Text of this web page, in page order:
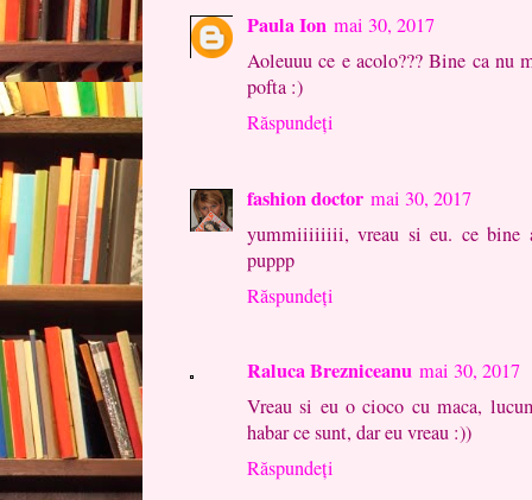
Paula Ion mai 30, 2017
Aoleuuu ce e acolo??? Bine ca nu
pofta :)
Răspundeți
fashion doctor mai 30, 2017
yummiiiiiiii, vreau si eu. ce bine
puppp
Răspundeți
Raluca Brezniceanu mai 30, 2017
Vreau si eu o cioco cu maca,
habar ce sunt, dar eu vreau :))
Răspundeți